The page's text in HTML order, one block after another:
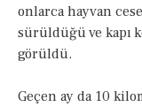
onlarca hayvan
sürüldüğü ve kapı
görüldü.
Geçen ay da 10